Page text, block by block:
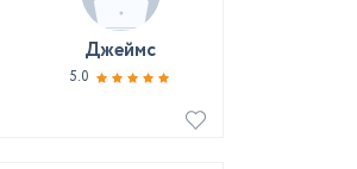
Джеймс
5.0